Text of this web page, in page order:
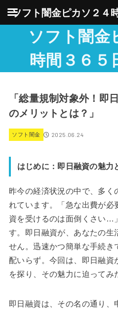
ソフト闇金
時間３６５
「総量規制対象外！即
のメリットとは？」
ソフト闇金 2025.06.24
はじめに：即日融資の魅力
昨今の経済状況の中で、多く
れています。「急な出費が必
資を受けるのは面倒くさい…
す。即日融資が、あなたの生
せん。迅速かつ簡単な手続き
配いらず。今回は、即日融資
を探り、その魅力に迫ってみ
即日融資は、その名の通り
ソフト闇金ピカソ２４